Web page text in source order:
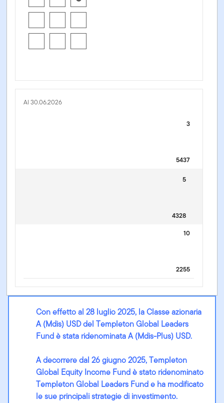
Al 30.06.2026
3
5437
5
4328
10
2255
Con effetto al 28 luglio 2025, la Classe azionaria
A (Mdis) USD del Templeton Global Leaders
Fund è stata ridenominata A (Mdis-Plus) USD.
A decorrere dal 26 giugno 2025, Templeton
Global Equity Income Fund è stato ridenominato
Templeton Global Leaders Fund e ha modificato
le sue principali strategie di investimento.